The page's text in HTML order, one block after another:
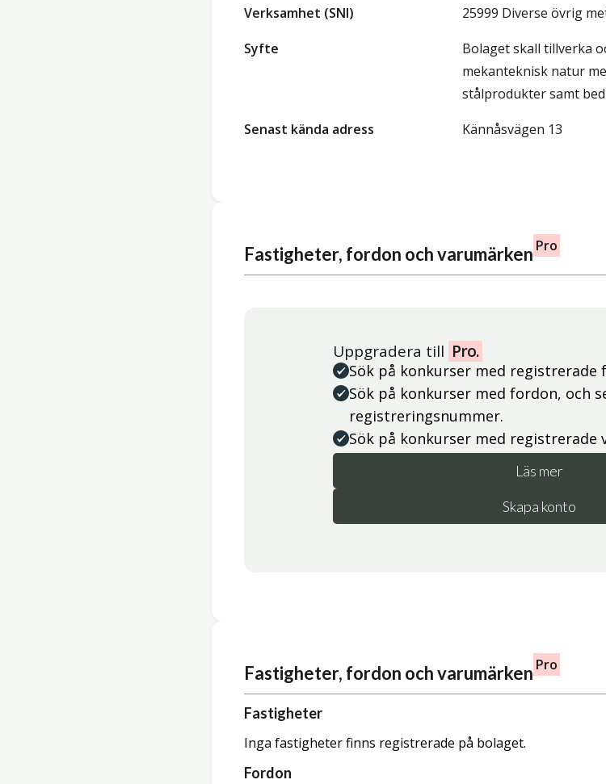
Verksamhet (SNI)
25999 Diverse övrig
Syfte
Bolaget skall tillverka
mekanteknisk natur
stålprodukter samt
Senast kända adress
Kännåsvägen 13
Fastigheter, fordon och varumärken Pro
Uppgradera till Pro.
Sök på konkurser med registrerade
Sök på konkurser med fordon, och
registreringsnummer.
Sök på konkurser med registrerade
Läs mer
Skapa konto
Fastigheter, fordon och varumärken Pro
Fastigheter
Inga fastigheter finns registrerade på bolaget.
Fordon